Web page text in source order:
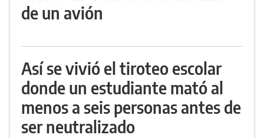
de un avión
Así se vivió el tiroteo escolar
donde un estudiante mató al
menos a seis personas antes de
ser neutralizado